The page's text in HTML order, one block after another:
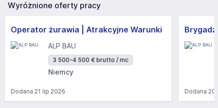
Wyróżnione oferty pracy
Operator żurawia | Atrakcyjne Warunki
ALP BAU
3 500-4 500 € brutto / mc
Niemcy
Dodana 21 lip 2026 Dodana20